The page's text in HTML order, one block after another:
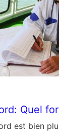
Quel
est bien